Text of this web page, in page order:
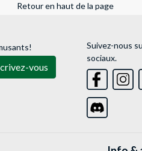
Retour en haut de la page
vous
Suivez-nous
sociaux.